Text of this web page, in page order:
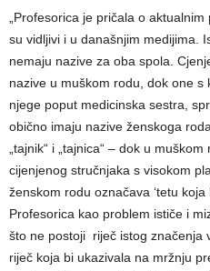
„Profesorica je pričala o
su vidljivi i u današnjim medijima.
nemaju nazive za oba spola.
nazive u muškom rodu, dok one
njege poput medicinska sestra,
obično imaju nazive ženskoga
„tajnik“ i „tajnica“ – dok u
cijenjenog stručnjaka s visokom
ženskom rodu označava ‘tetu
Profesorica kao problem ističe i
što ne postoji riječ istog značenja
riječ koja bi ukazivala na mržnju